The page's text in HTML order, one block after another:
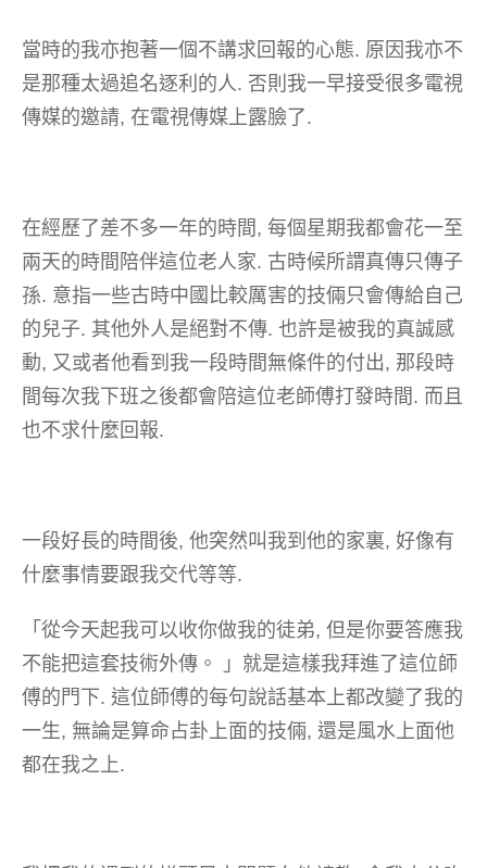
當時的我亦抱著一個不講求回報的心態. 原因我亦不
是那種太過追名逐利的人. 否則我一早接受很多電視
傳媒的邀請, 在電視傳媒上露臉了.
在經歷了差不多一年的時間, 每個星期我都會花一至
兩天的時間陪伴這位老人家. 古時候所謂真傳只傳子
孫. 意指一些古時中國比較厲害的技倆只會傳給自己
的兒子. 其他外人是絕對不傳. 也許是被我的真誠感
動, 又或者他看到我一段時間無條件的付出, 那段時
間每次我下班之後都會陪這位老師傅打發時間. 而且
也不求什麼回報.
一段好長的時間後, 他突然叫我到他的家裏, 好像有
什麼事情要跟我交代等等.
「從今天起我可以收你做我的徒弟, 但是你要答應我
不能把這套技術外傳。 」就是這樣我拜進了這位師
傅的門下. 這位師傅的每句說話基本上都改變了我的
一生, 無論是算命占卦上面的技倆, 還是風水上面他
都在我之上.